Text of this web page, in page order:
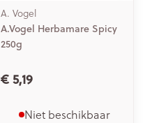
A. Vogel
A.Vogel Herbamare Spicy
250g
€ 5,19
Niet beschikbaar